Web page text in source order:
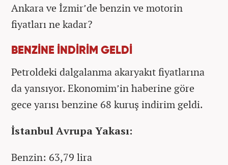
Ankara ve İzmir’de benzin ve motorin
fiyatları ne kadar?
BENZİNE İNDİRİM GELDİ
Petroldeki dalgalanma akaryakıt fiyatlarına
da yansıyor. Ekonomim’in haberine göre
gece yarısı benzine 68 kuruş indirim geldi.
İstanbul Avrupa Yakası:
Benzin: 63,79 lira